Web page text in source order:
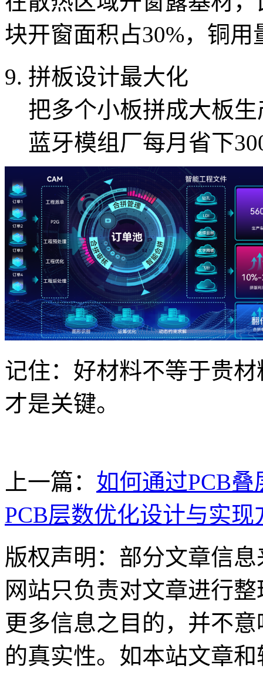
块开窗面积占30%，铜用
拼板设计最大化
把多个小板拼成大板
蓝牙模组厂每月省下
记住：好材料不等于贵
才是关键。
上一篇： 如何通过PCB
PCB层数优化设计与实现
版权声明：部分文章信
网站只负责对文章进行
更多信息之目的，并不
的真实性。如本站文章